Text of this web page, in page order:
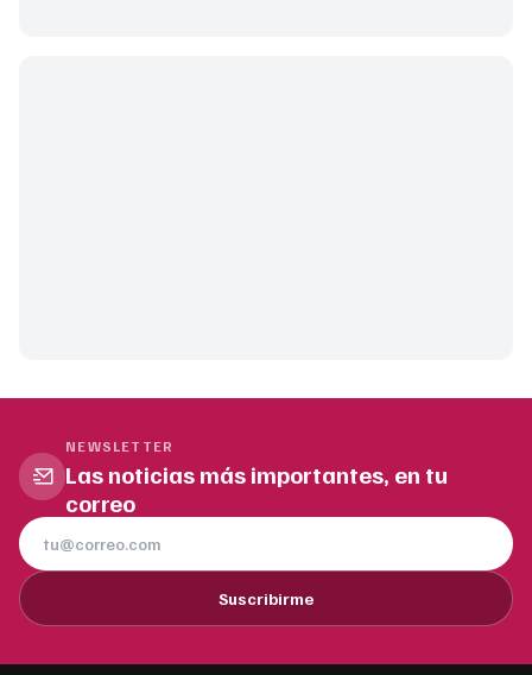
NEWSLETTER
Las noticias más importantes, en tu
correo
Suscribirme